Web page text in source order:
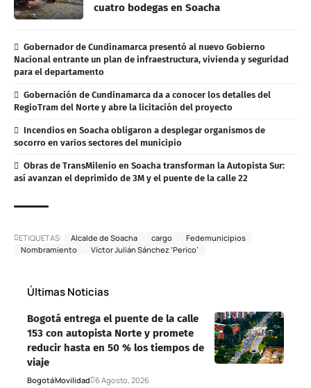
cuatro bodegas en Soacha
Gobernador de Cundinamarca presentó al nuevo Gobierno
Nacional entrante un plan de infraestructura, vivienda y seguridad
para el departamento
Gobernación de Cundinamarca da a conocer los detalles del
RegioTram del Norte y abre la licitación del proyecto
Incendios en Soacha obligaron a desplegar organismos de
socorro en varios sectores del municipio
Obras de TransMilenio en Soacha transforman la Autopista Sur:
así avanzan el deprimido de 3M y el puente de la calle 22
ETIQUETAS: Alcalde de Soacha cargo
Fedemunicipios
Nombramiento
Víctor Julián Sánchez ‘Perico’
Últimas Noticias
Bogotá entrega el puente de la calle
153 con autopista Norte y promete
reducir hasta en 50 % los tiempos de
viaje
BogotáMovilidad 6 Agosto, 2026